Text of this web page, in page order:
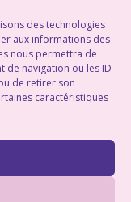
des technologies
aux informations des
nous permettra de
de navigation ou les ID
de retirer son
caractéristiques
–Saint
et loir –